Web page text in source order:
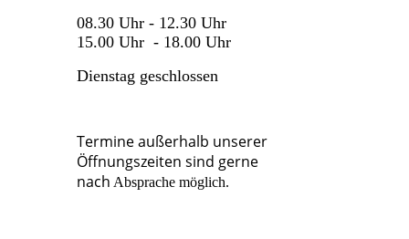
08.30 Uhr - 12.30 Uhr
15.00 Uhr - 18.00 Uhr
Dienstag geschlossen
Termine außerhalb unserer
Öffnungszeiten sind gerne
nach Absprache möglich.